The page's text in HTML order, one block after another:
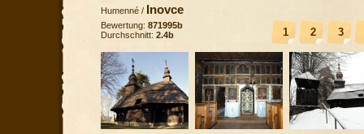
Humenné / Inovce
1 2 3
Bewertung: 871995b
Durchschnitt: 2.4b